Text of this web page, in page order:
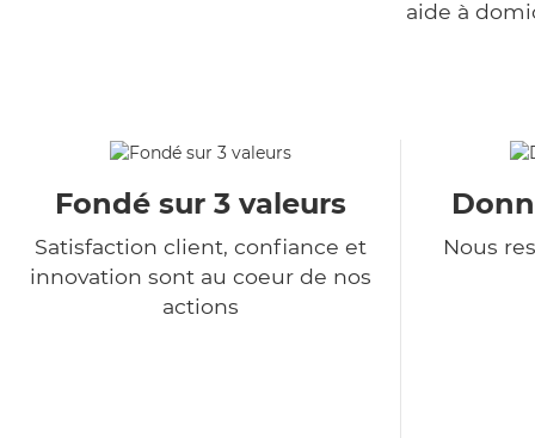
aide à
Fondé sur 3 valeurs
Satisfaction client, confiance et
innovation sont au coeur de nos
actions
Nous